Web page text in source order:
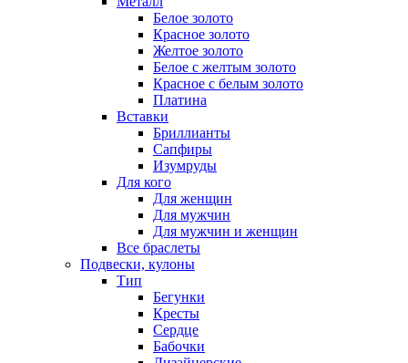
Белое золото
Красное золото
Желтое золото
Белое с желтым золото
Красное с белым золото
Платина
Вставки
Бриллианты
Сапфиры
Изумруды
Для кого
Для женщин
Для мужчин
Для мужчин и женщин
Все браслеты
Подвески, кулоны
Тип
Бегунки
Кресты
Сердце
Бабочки